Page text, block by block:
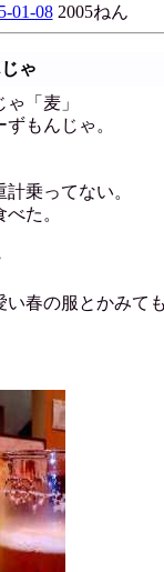
01-082005ねん
ゃ
「麦」
もんじゃ。
乗ってない。
た。
い春の服とかみても